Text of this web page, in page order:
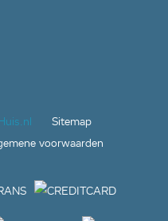
Sitemap
voorwaarden